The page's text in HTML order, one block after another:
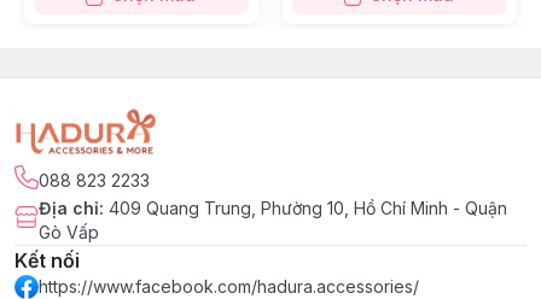
088 823 2233
Địa chỉ: 409 Quang Trung, Phường 10, Hồ Chí Minh - Quận
Gò Vấp
Kết nối
https://www.facebook.com/hadura.accessories/